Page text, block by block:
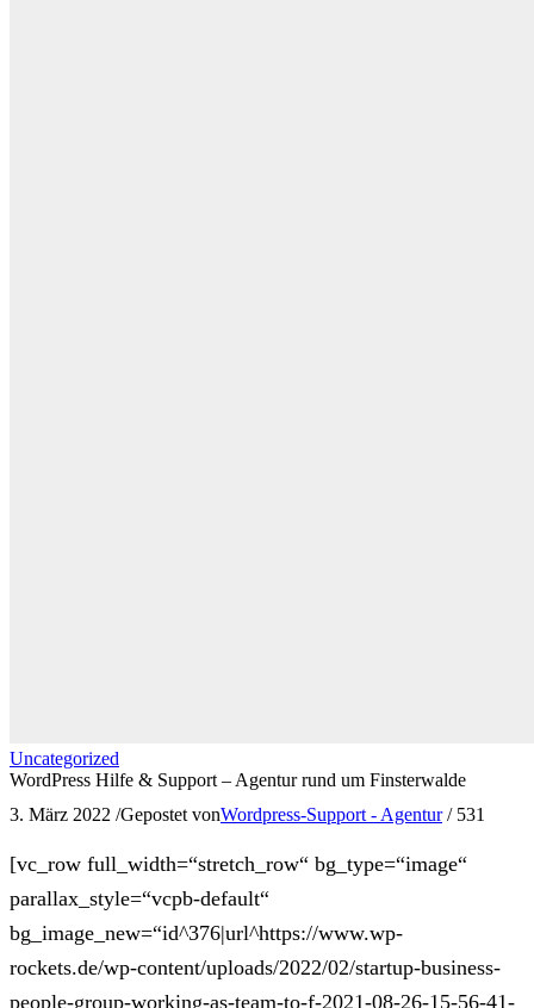
Uncategorized
WordPress Hilfe & Support – Agentur rund um Finsterwalde
3. März 2022 /Gepostet vonWordpress-Support - Agentur / 531
[vc_row full_width=“stretch_row“ bg_type=“image“
parallax_style=“vcpb-default“
bg_image_new=“id^376|url^https://www.wp-
rockets.de/wp-content/uploads/2022/02/startup-business-
people-group-working-as-team-to-f-2021-08-26-15-56-41-